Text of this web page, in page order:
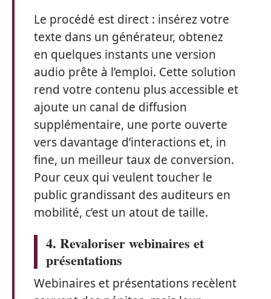
Le procédé est direct : insérez votre
texte dans un générateur, obtenez
en quelques instants une version
audio prête à l’emploi. Cette solution
rend votre contenu plus accessible et
ajoute un canal de diffusion
supplémentaire, une porte ouverte
vers davantage d’interactions et, in
fine, un meilleur taux de conversion.
Pour ceux qui veulent toucher le
public grandissant des auditeurs en
mobilité, c’est un atout de taille.
4. Revaloriser webinaires et
présentations
Webinaires et présentations recèlent